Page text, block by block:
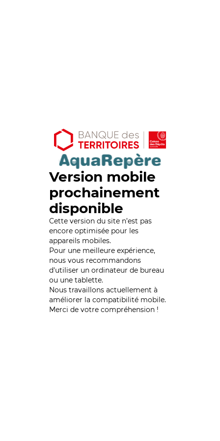
Version mobile
prochainement
disponible
Cette version du site n’est pas
encore optimisée pour les
appareils mobiles.
Pour une meilleure expérience,
nous vous recommandons
d'utiliser un ordinateur de bureau
ou une tablette.
Nous travaillons actuellement à
améliorer la compatibilité mobile.
Merci de votre compréhension !